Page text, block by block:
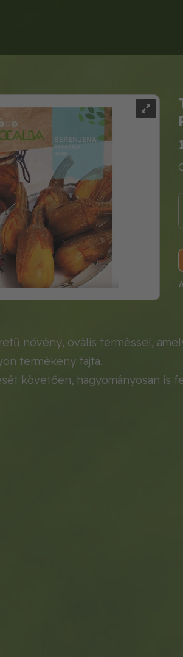
növény, ovális terméssel,
termékeny fajta.
követően, hagyományosan is